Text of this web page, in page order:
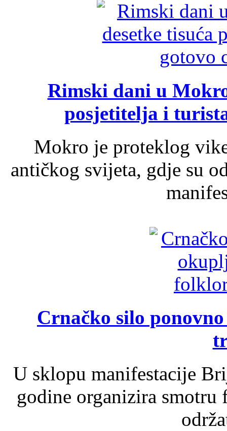
Rimski dani u
posjetitelja i
Mokro je proteklog
antičkog svijeta, gdje su
Crnačko silo
U sklopu manifestacije
godine organizira